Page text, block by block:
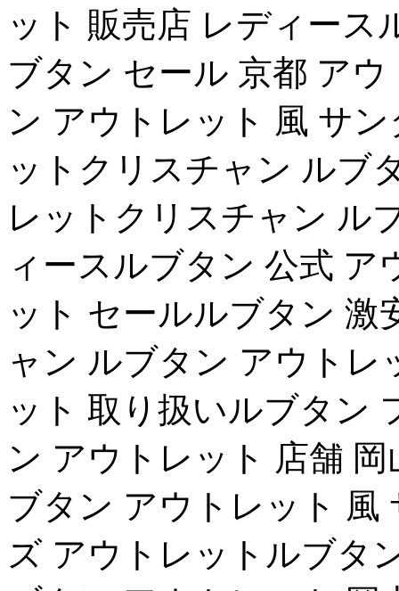
ット 販売店 レディース
ブタン セール 京都 ア
ン アウトレット 風 サ
ットクリスチャン ルブ
レットクリスチャン ル
ィースルブタン 公式
ット セールルブタン 激
ャン ルブタン アウト
ット 取り扱いルブタン
ン アウトレット 店舗
ブタン アウトレット 風
ズ アウトレットルブタ